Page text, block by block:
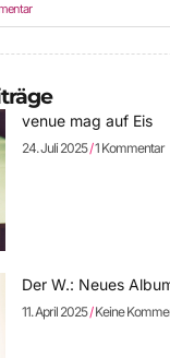
venue mag auf Eis
24. Juli 2025 1 Kommentar
Der W.: Neues
11. April 2025 Keine